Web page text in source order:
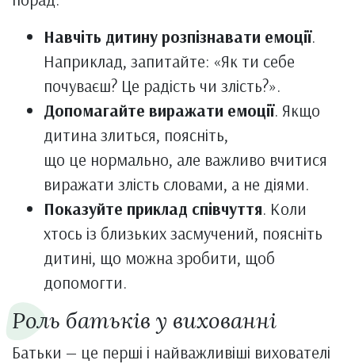
Навчіть дитину розпізнавати емоції.
Наприклад, запитайте: «Як ти себе
почуваєш? Це радість чи злість?».
Допомагайте виражати емоції. Якщо
дитина злиться, поясніть,
що це нормально, але важливо вчитися
виражати злість словами, а не діями.
Показуйте приклад співчуття. Коли
хтось із близьких засмучений, поясніть
дитині, що можна зробити, щоб
допомогти.
Роль батьків у вихованні
Батьки — це перші і найважливіші вихователі